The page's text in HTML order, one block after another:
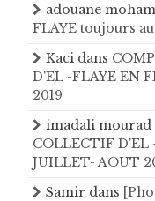
adouane
FLAYE toujours
Kaci dans
D'EL -FLAYE EN
2019
imadali mourad
COLLECTIF D'EL
JUILLET- AOUT
Samir dans